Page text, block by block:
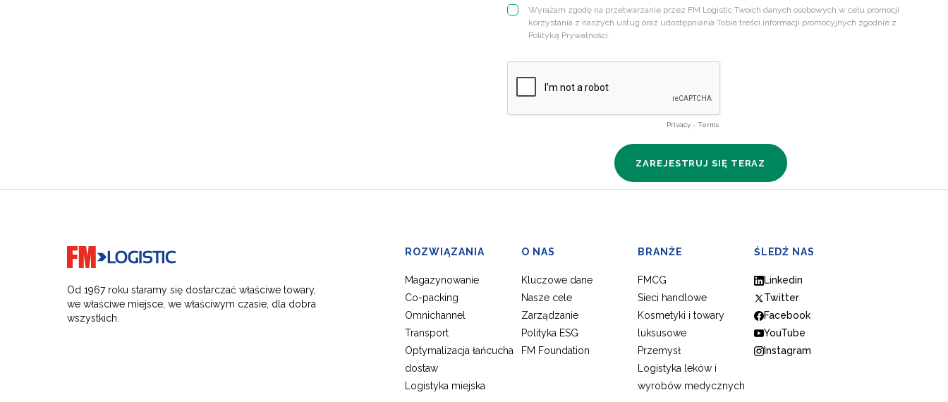
Go to home page
Od 1967 roku staramy się dostarczać właściwe towary,
we właściwe miejsce, we właściwym czasie, dla dobra
wszystkich.
ROZWIĄZANIA
Magazynowanie
Co-packing
Omnichannel
Transport
Optymalizacja łańcucha
dostaw
Logistyka miejska
O NAS
Kluczowe dane
Nasze cele
Zarządzanie
Polityka ESG
FM Foundation
BRANŻE
FMCG
Sieci handlowe
Kosmetyki i towary
luksusowe
Przemysł
Logistyka leków i
wyrobów medycznych
ŚLEDŹ NAS
Linkedin
Twitter
Facebook
YouTube
Instagram